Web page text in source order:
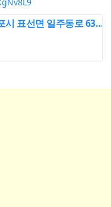
소노캄 제주 · 제주특별자치도 서귀포시 표선면 일주동로 6347-17